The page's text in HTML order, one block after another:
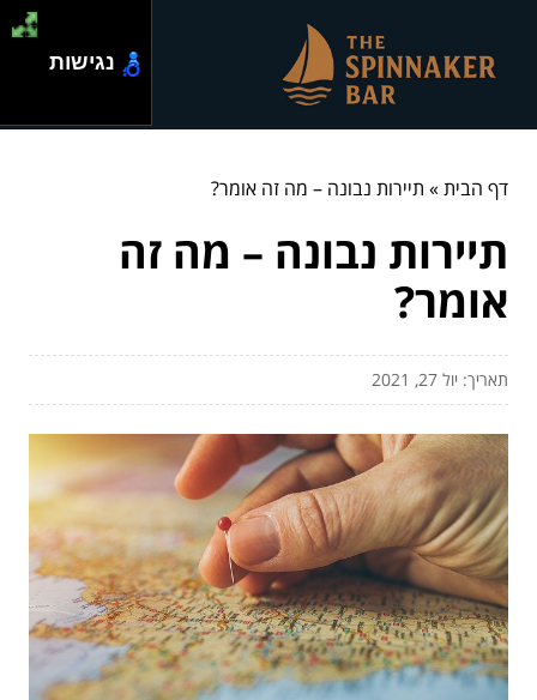
דף הבית» תיירות נבונה – מה זה אומר?
תיירות נבונה – מה זה
אומר?
תאריך: יול 27, 2021
נגישות